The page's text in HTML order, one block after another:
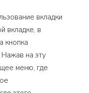
вкладки
вкладке, в
кнопка
на эту
меню, где